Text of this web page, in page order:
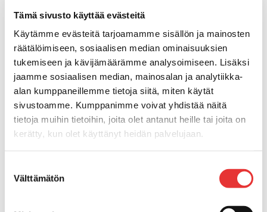
Tämä sivusto käyttää evästeitä
Käytämme evästeitä tarjoamamme sisällön ja mainosten
räätälöimiseen, sosiaalisen median ominaisuuksien
tukemiseen ja kävijämäärämme analysoimiseen. Lisäksi
jaamme sosiaalisen median, mainosalan ja analytiikka-
alan kumppaneillemme tietoja siitä, miten käytät
sivustoamme. Kumppanimme voivat yhdistää näitä
tietoja muihin tietoihin, joita olet antanut heille tai joita on
kerätty, kun olet käyttänyt heidän palvelujaan.
valinta
Välttämätön
Ski-Doo ajovarusteet
Ski-Doo vapaa-ajan asusteet
Suojavarusteet
TELAMATOT
Vapaa-aika
Variaattorin hihnat
Woody's ohjausraudat
Mönkijät
Can-Am traktorimönkijät
Can-Am traktorimönkijät 2025
Can-Am SSV-Mallit